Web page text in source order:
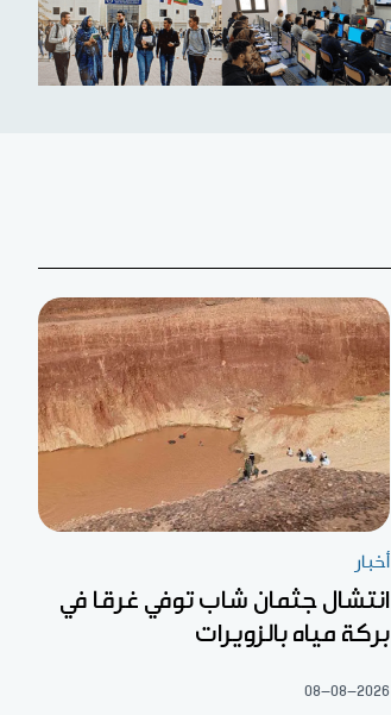
أخبار
انتشال جثمان شاب توفي غرقا في
بركة مياه بالزويرات
08-08-2026